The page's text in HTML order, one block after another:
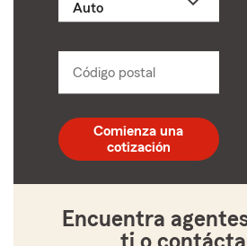
Código postal
postal
de
5
Comienza una
cotización
Encuentra